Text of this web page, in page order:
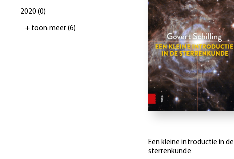
2020 (0)
+ toon meer (6)
Een kleine introductie in de
sterrenkunde